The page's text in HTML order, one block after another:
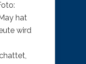
hat
wird